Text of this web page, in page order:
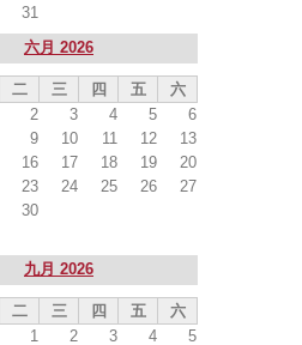
31
六月 2026
二 三 四 五
六
2 3 4 5
6
9 10 11 12
13
16 17 18 19
20
23 24 25 26
27
30
九月 2026
二 三 四 五
六
1
2 3 4 5